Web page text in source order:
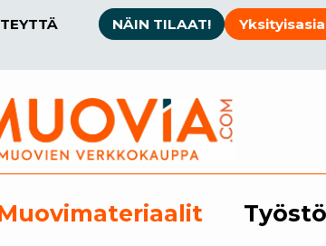
NÄIN TILAAT!